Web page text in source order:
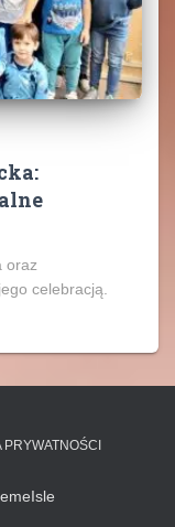
oraz
celebracją.
PRYWATNOŚCI